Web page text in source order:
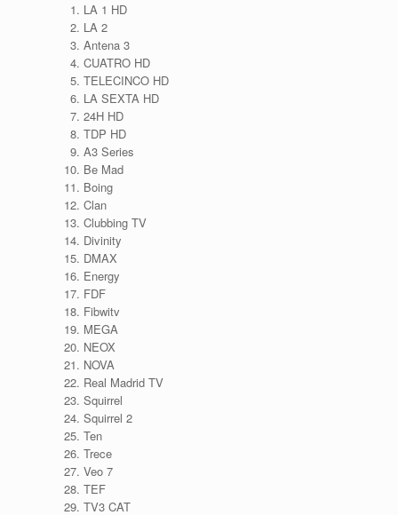
LA 1 HD
LA 2
Antena 3
CUATRO HD
TELECINCO HD
LA SEXTA HD
24H HD
TDP HD
A3 Series
Be Mad
Boing
Clan
Clubbing TV
Divinity
DMAX
Energy
FDF
Fibwitv
MEGA
NEOX
NOVA
Real Madrid TV
Squirrel
Squirrel 2
Ten
Trece
Veo 7
TEF
TV3 CAT